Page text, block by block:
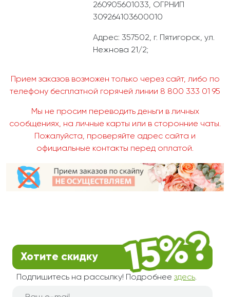
260905601033, ОГРНИП
309264103600010
Адрес: 357502, г. Пятигорск, ул.
Нежнова 21/2;
Прием заказов возможен только через сайт, либо по
телефону бесплатной горячей линии 8 800 333 01 95
Мы не просим переводить деньги в личных
сообщениях, на личные карты или в сторонние чаты.
Пожалуйста, проверяйте адрес сайта и
официальные контакты перед оплатой.
Хотите скидку
Подпишитесь на рассылку! Подробнее здесь.